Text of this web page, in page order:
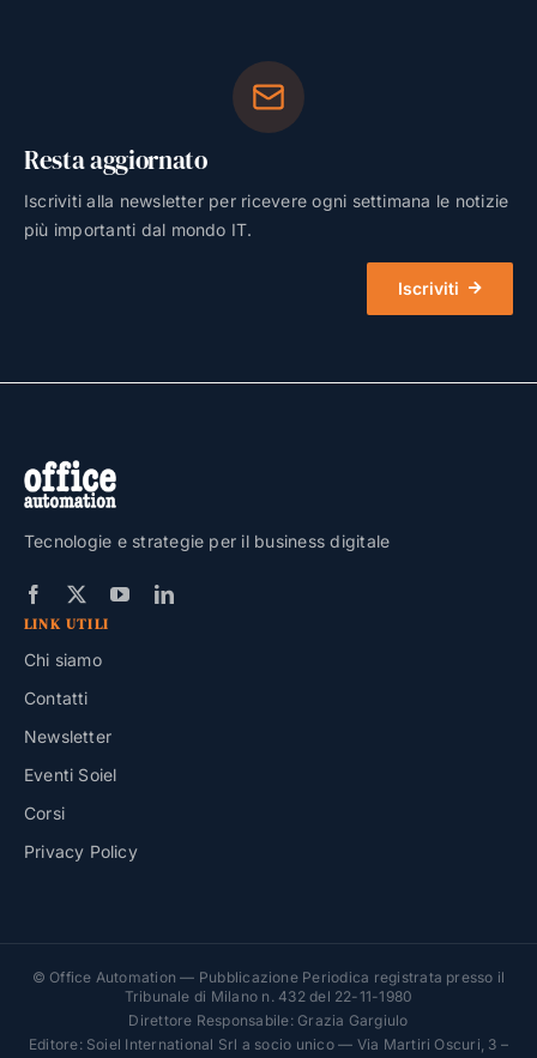
Resta aggiornato
Iscriviti alla newsletter per ricevere ogni settimana le notizie
più importanti dal mondo IT.
Iscriviti
Tecnologie e strategie per il business digitale
LINK UTILI
Chi siamo
Contatti
Newsletter
Eventi Soiel
Corsi
Privacy Policy
© Office Automation — Pubblicazione Periodica registrata presso il
Tribunale di Milano n. 432 del 22-11-1980
Direttore Responsabile: Grazia Gargiulo
Editore: Soiel International Srl a socio unico — Via Martiri Oscuri, 3 –